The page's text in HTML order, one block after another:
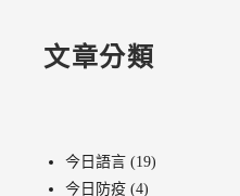
文章分類
今日語言 (19)
今日防疫 (4)